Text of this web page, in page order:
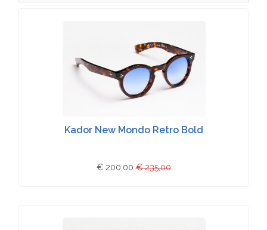
Kador New Mondo Retro Bold
€ 200,00 € 235,00